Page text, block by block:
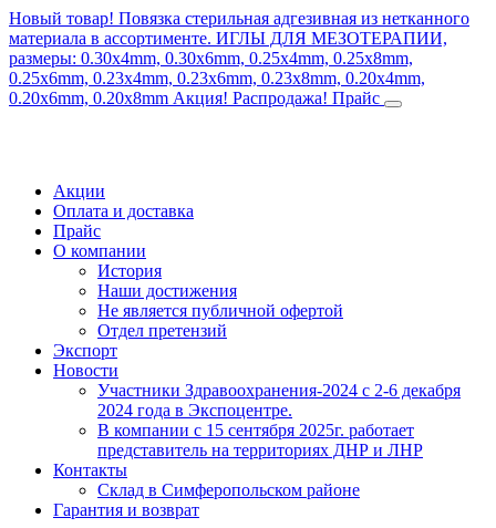
Новый товар! Повязка стерильная адгезивная из нетканного
материала в ассортименте. ИГЛЫ ДЛЯ МЕЗОТЕРАПИИ,
размеры: 0.30x4mm, 0.30x6mm, 0.25x4mm, 0.25x8mm,
0.25x6mm, 0.23x4mm, 0.23x6mm, 0.23x8mm, 0.20x4mm,
0.20x6mm, 0.20x8mm Акция! Распродажа! Прайс
Акции
Оплата и доставка
Прайс
О компании
История
Наши достижения
Не является публичной офертой
Отдел претензий
Экспорт
Новости
Участники Здравоохранения-2024 с 2-6 декабря
2024 года в Экспоцентре.
В компании с 15 сентября 2025г. работает
представитель на территориях ДНР и ЛНР
Контакты
Склад в Симферопольском районе
Гарантия и возврат